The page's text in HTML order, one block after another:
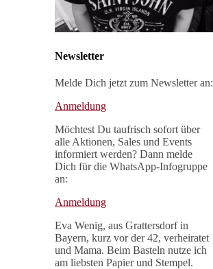
Newsletter
Melde Dich jetzt zum Newsletter an:
Anmeldung
Möchtest Du taufrisch sofort über
alle Aktionen, Sales und Events
informiert werden? Dann melde
Dich für die WhatsApp-Infogruppe
an:
Anmeldung
Eva Wenig, aus Grattersdorf in
Bayern, kurz vor der 42, verheiratet
und Mama. Beim Basteln nutze ich
am liebsten Papier und Stempel.